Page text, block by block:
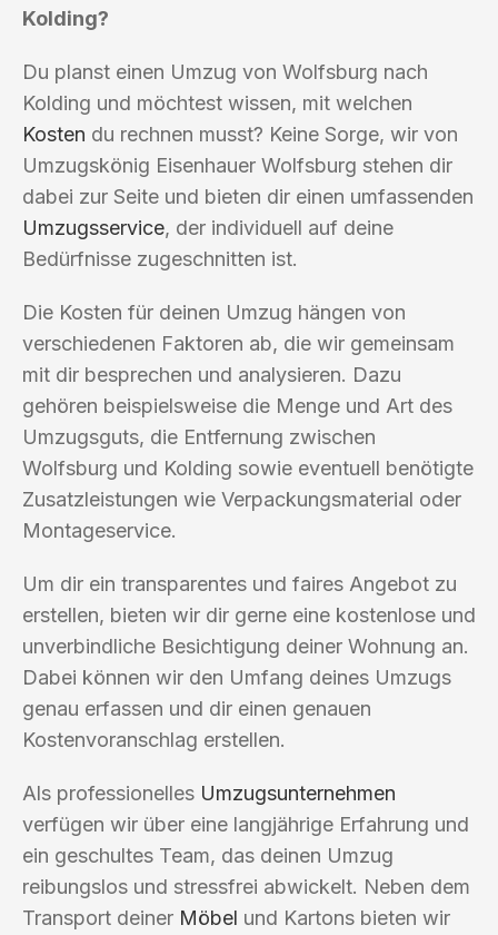
Kolding?
Du planst einen Umzug von Wolfsburg nach
Kolding und möchtest wissen, mit welchen
Kosten du rechnen musst? Keine Sorge, wir von
Umzugskönig Eisenhauer Wolfsburg stehen dir
dabei zur Seite und bieten dir einen umfassenden
Umzugsservice, der individuell auf deine
Bedürfnisse zugeschnitten ist.
Die Kosten für deinen Umzug hängen von
verschiedenen Faktoren ab, die wir gemeinsam
mit dir besprechen und analysieren. Dazu
gehören beispielsweise die Menge und Art des
Umzugsguts, die Entfernung zwischen
Wolfsburg und Kolding sowie eventuell benötigte
Zusatzleistungen wie Verpackungsmaterial oder
Montageservice.
Um dir ein transparentes und faires Angebot zu
erstellen, bieten wir dir gerne eine kostenlose und
unverbindliche Besichtigung deiner Wohnung an.
Dabei können wir den Umfang deines Umzugs
genau erfassen und dir einen genauen
Kostenvoranschlag erstellen.
Als professionelles Umzugsunternehmen
verfügen wir über eine langjährige Erfahrung und
ein geschultes Team, das deinen Umzug
reibungslos und stressfrei abwickelt. Neben dem
Transport deiner Möbel und Kartons bieten wir